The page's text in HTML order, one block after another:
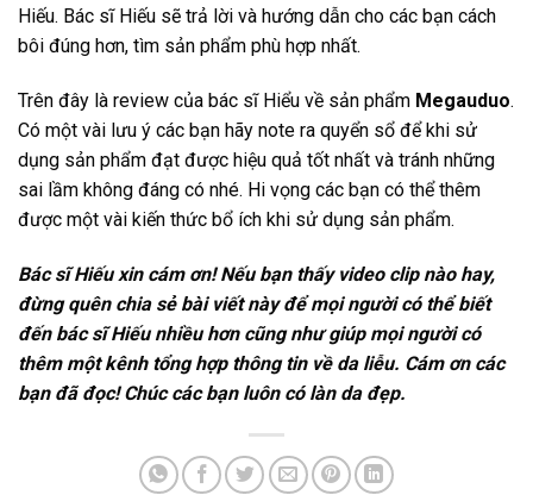
Hiếu. Bác sĩ Hiếu sẽ trả lời và hướng dẫn cho các bạn cách
bôi đúng hơn, tìm sản phẩm phù hợp nhất.
Trên đây là review của bác sĩ Hiểu về sản phẩm Megauduo.
Có một vài lưu ý các bạn hãy note ra quyển sổ để khi sử
dụng sản phẩm đạt được hiệu quả tốt nhất và tránh những
sai lầm không đáng có nhé. Hi vọng các bạn có thể thêm
được một vài kiến thức bổ ích khi sử dụng sản phẩm.
Bác sĩ Hiếu xin cám ơn! Nếu bạn thấy video clip nào hay,
đừng quên chia sẻ bài viết này để mọi người có thể biết
đến bác sĩ Hiếu nhiều hơn cũng như giúp mọi người có
thêm một kênh tổng hợp thông tin về da liễu. Cám ơn các
bạn đã đọc! Chúc các bạn luôn có làn da đẹp.